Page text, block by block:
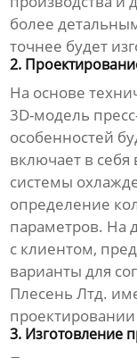
более
точнее будет
2.
На основе
3D-модель
особенностей
включает в
системы
определение
параметров. На
с клиентом,
варианты для
Плесень Лтд.
3. Изготовление